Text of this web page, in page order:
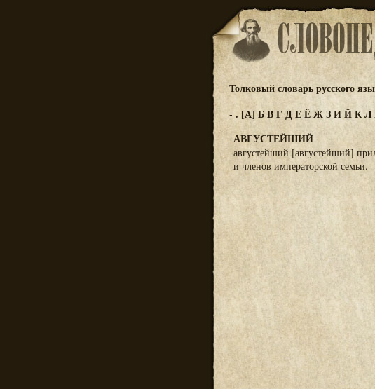
Толковый словарь русского
-. [А] БВГДЕЁЖЗИЙКЛ
АВГУСТЕЙШИЙ
августейший [августейший]
и членов императорской семьи.